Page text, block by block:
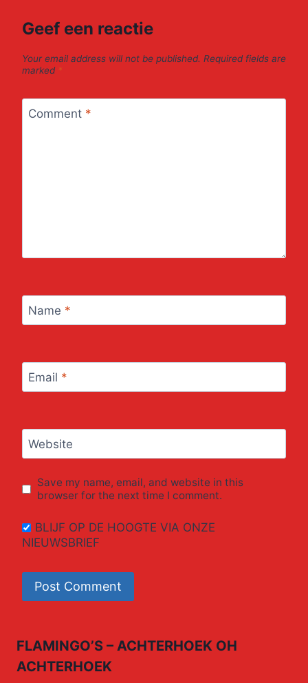
Geef een reactie
Your email address will not be published. Required fields are
marked *
Comment *
Name *
Email *
Website
Save my name, email, and website in this
browser for the next time I comment.
BLIJF OP DE HOOGTE VIA ONZE
NIEUWSBRIEF
FLAMINGO’S – ACHTERHOEK OH
ACHTERHOEK